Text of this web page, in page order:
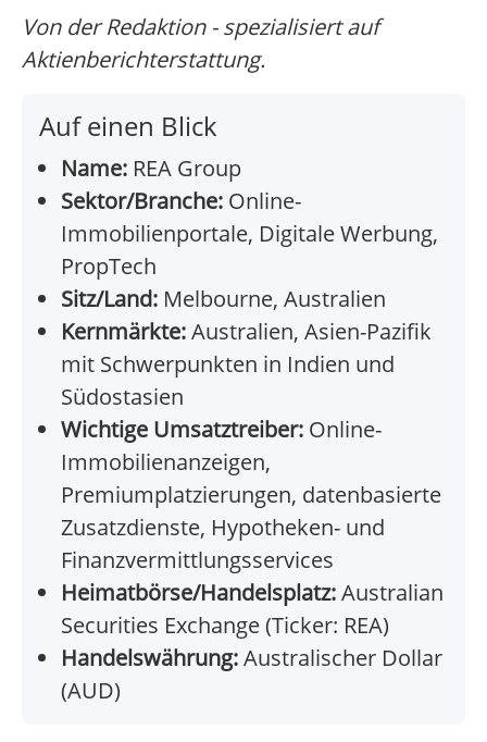
Von der Redaktion - spezialisiert auf
Aktienberichterstattung.
Auf einen Blick
Name: REA Group
Sektor/Branche: Online-
Immobilienportale, Digitale Werbung,
PropTech
Sitz/Land: Melbourne, Australien
Kernmärkte:Australien, Asien-Pazifik
mit Schwerpunkten in Indien und
Südostasien
Wichtige Umsatztreiber: Online-
Immobilienanzeigen,
Premiumplatzierungen, datenbasierte
Zusatzdienste, Hypotheken- und
Finanzvermittlungsservices
Heimatbörse/Handelsplatz:Australian
Securities Exchange (Ticker: REA)
Handelswährung:Australischer Dollar
(AUD)